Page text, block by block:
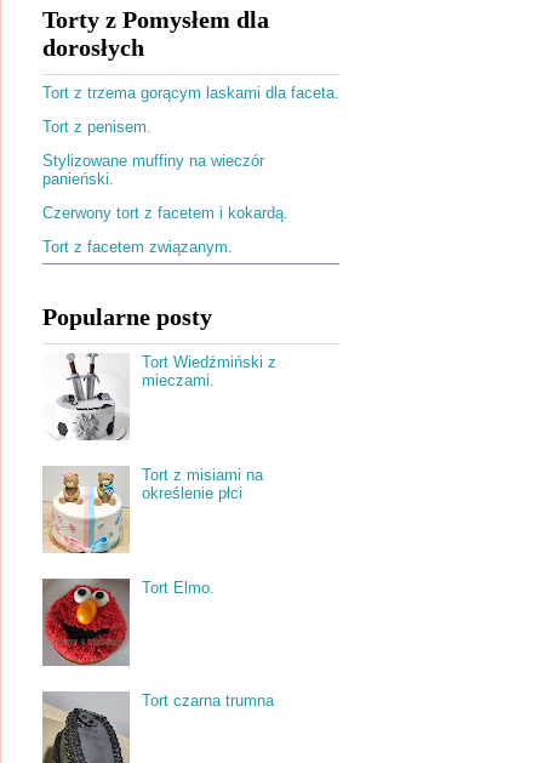
Torty z Pomysłem dla
dorosłych
Tort z trzema gorącym laskami dla faceta.
Tort z penisem.
Stylizowane muffiny na wieczór
panieński.
Czerwony tort z facetem i kokardą.
Tort z facetem związanym.
Popularne posty
Tort Wiedźmiński z
mieczami.
Tort z misiami na
określenie płci
Tort Elmo.
Tort czarna trumna